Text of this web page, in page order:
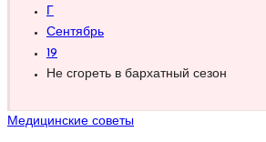
Сентябрь
19
Не сгореть в бархатный сезон
Опубликовано
Медицинские советы